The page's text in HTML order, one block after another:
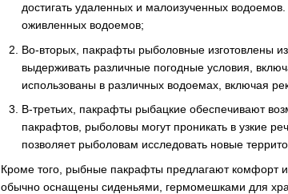
достигать удаленных и малоизученных
оживленных водоемов;
Во-вторых, пакрафты рыболовные изготовлены
выдерживать различные погодные условия,
использованы в различных водоемах, включая
В-третьих, пакрафты рыбацкие обеспечивают
пакрафтов, рыболовы могут проникать в узкие
позволяет рыболовам исследовать новые
Кроме того, рыбные пакрафты предлагают комфорт
обычно оснащены сиденьями, гермомешками для